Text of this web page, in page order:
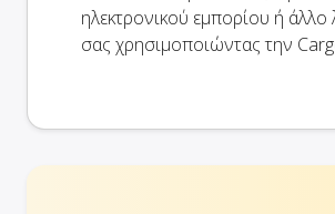
ηλεκτρονικού εμπορίου ή άλλο
σας χρησιμοποιώντας την